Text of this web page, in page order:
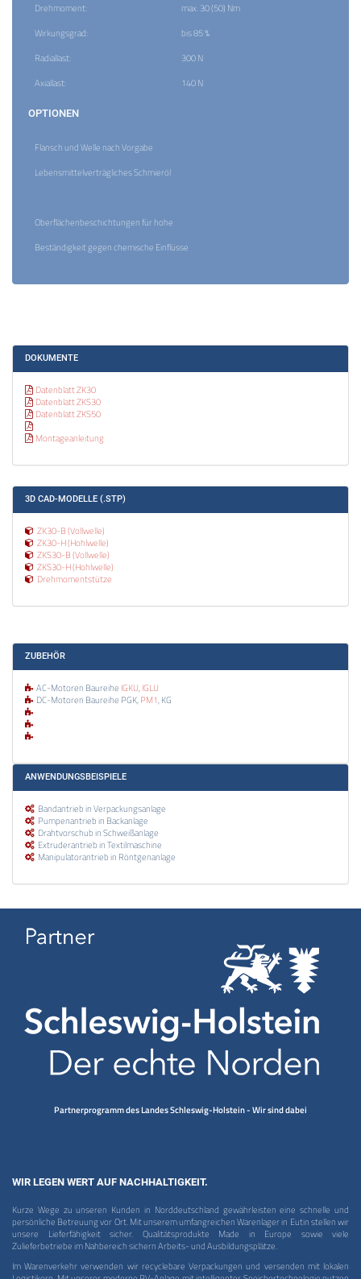
Drehmoment:
max. 30 (50) Nm
Wirkungsgrad:
bis 85 %
Radiallast:
300 N
Axiallast:
140 N
OPTIONEN
Flansch und Welle nach Vorgabe
Lebensmittelverträgliches Schmieröl
Oberflächenbeschichtungen für hohe
Beständigkeit gegen chemische Einflüsse
DOKUMENTE
Datenblatt ZK30
Datenblatt ZKS30
Datenblatt ZKS50
Montageanleitung
3D CAD-MODELLE (.STP)
ZK30-B (Vollwelle)
ZK30-H (Hohlwelle)
ZKS30-B (Vollwelle)
ZKS30-H (Hohlwelle)
Drehmomentstütze
ZUBEHÖR
AC-Motoren Baureihe IGKU,IGLU
DC-Motoren Baureihe PGK,PM1, KG
ANWENDUNGSBEISPIELE
Bandantrieb in Verpackungsanlage
Pumpenantrieb in Backanlage
Drahtvorschub in Schweißanlage
Extruderantrieb in Textilmaschine
Manipulatorantrieb in Röntgenanlage
Partnerprogramm des Landes Schleswig-Holstein - Wir sind dabei
WIR LEGEN WERT AUF NACHHALTIGKEIT.
Kurze Wege zu unseren Kunden in Norddeutschland gewährleisten eine schnelle und
persönliche Betreuung vor Ort. Mit unserem umfangreichen Warenlager in Eutin stellen wir
unsere Lieferfähigkeit sicher. Qualitätsprodukte Made in Europe sowie viele
Zulieferbetriebe im Nahbereich sichern Arbeits- und Ausbildungsplätze.
Im Warenverkehr verwenden wir recyclebare Verpackungen und versenden mit lokalen